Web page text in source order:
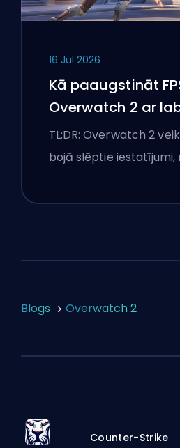
16 Jul 2026
Kā paaugstināt
Overwatch 2 ar
iestatījumiem
TL;DR: Overwatch 2
bojā slēptie iestatījumi,
Blogs Overwatch 2
Counter-Strike